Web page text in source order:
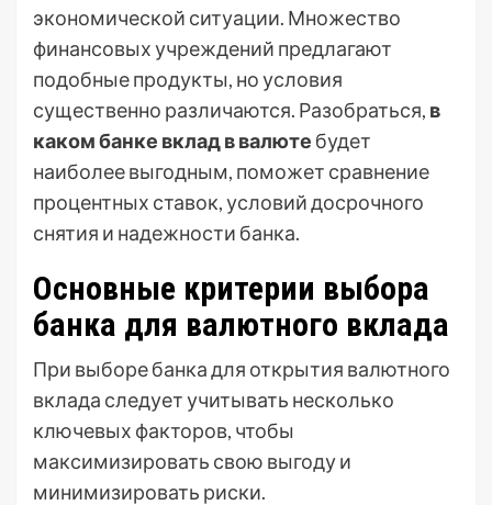
экономической ситуации. Множество
финансовых учреждений предлагают
подобные продукты, но условия
существенно различаются. Разобраться, в
каком банке вклад в валюте будет
наиболее выгодным, поможет сравнение
процентных ставок, условий досрочного
снятия и надежности банка.
Основные критерии выбора
банка для валютного вклада
При выборе банка для открытия валютного
вклада следует учитывать несколько
ключевых факторов, чтобы
максимизировать свою выгоду и
минимизировать риски.